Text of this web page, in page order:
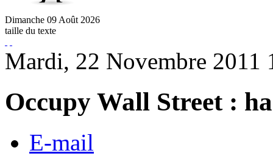
Dimanche 09 Août 2026
taille du texte
Mardi, 22 Novembre 2011
Occupy Wall Street :
E-mail